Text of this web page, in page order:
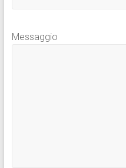
Messaggio